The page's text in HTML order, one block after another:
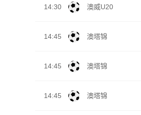
14:30 澳威U20
14:45 澳塔锦
14:45 澳塔锦
14:45 澳塔锦